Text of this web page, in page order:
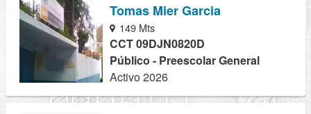
Tomas Mier Garcia
149 Mts
CCT 09DJN0820D
Público - Preescolar General
Activo 2026